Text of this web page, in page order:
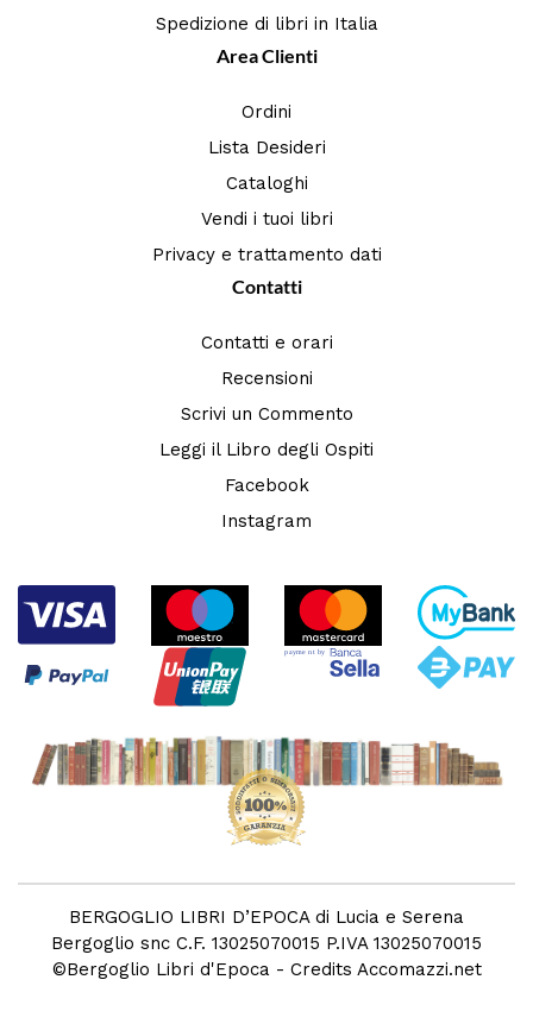
Spedizione di libri in Italia
Area Clienti
Ordini
Lista Desideri
Cataloghi
Vendi i tuoi libri
Privacy e trattamento dati
Contatti
Contatti e orari
Recensioni
Scrivi un Commento
Leggi il Libro degli Ospiti
Facebook
Instagram
BERGOGLIO LIBRI D’EPOCA di Lucia e Serena
Bergoglio snc C.F. 13025070015 P.IVA 13025070015
©Bergoglio Libri d'Epoca - Credits Accomazzi.net